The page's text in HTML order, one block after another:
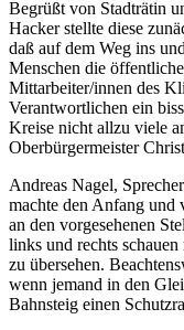
Begrüßt von Stadträtin
Hacker stellte diese
daß auf dem Weg ins
Menschen die
Mittarbeiter/innen des
Verantwortlichen ein
Kreise nicht allzu viele
Oberbürgermeister
Andreas Nagel,
machte den Anfang und
an den vorgesehenen
links und rechts
zu übersehen.
wenn jemand in den
Bahnsteig einen